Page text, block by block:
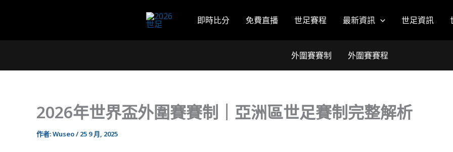
容
即時比分 免費直播 世足賽程 最新資訊 世足資訊
外圍賽賽制 外圍賽賽程
2026年世界盃外圍賽賽制｜亞洲區世足賽制完整解析
作者:Wuseo/ 25 9 月, 2025